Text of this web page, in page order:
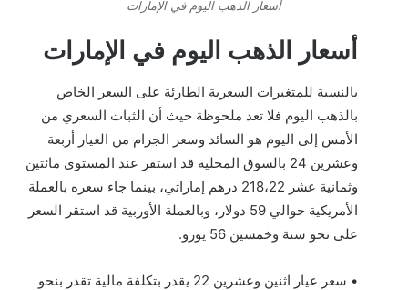
أسعار الذهب اليوم في الإمارات
أسعار الذهب اليوم في الإمارات
بالنسبة للمتغيرات السعرية الطارئة على السعر الخاص
بالذهب اليوم فلا تعد ملحوظة حيث أن الثبات السعري من
الأمس إلى اليوم هو السائد وسعر الجرام من العيار أربعة
وعشرين 24 بالسوق المحلية قد استقر عند المستوى مائتين
وثمانية عشر 218،22 درهم إماراتي، بينما جاء سعره بالعملة
الأمريكية حوالي 59 دولار، وبالعملة الأوربية قد استقر السعر
على نحو ستة وخمسين 56 يورو.
• سعر عيار اثنين وعشرين 22 يقدر بتكلفة مالية تقدر بنحو